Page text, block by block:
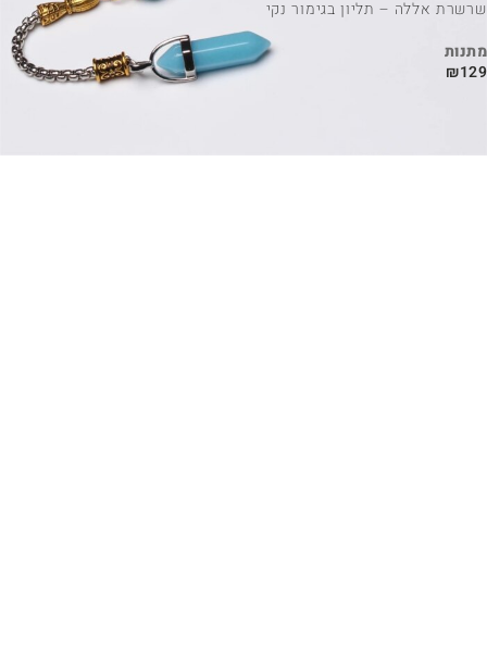
שרשרת אללה – תליון בגימור נקי
מתנות
₪129